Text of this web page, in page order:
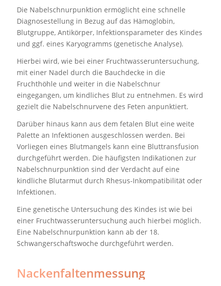
Die Nabelschnurpunktion ermöglicht eine schnelle
Diagnosestellung in Bezug auf das Hämoglobin,
Blutgruppe, Antikörper, Infektionsparameter des Kindes
und ggf. eines Karyogramms (genetische Analyse).
Hierbei wird, wie bei einer Fruchtwasseruntersuchung,
mit einer Nadel durch die Bauchdecke in die
Fruchthöhle und weiter in die Nabelschnur
eingegangen, um kindliches Blut zu entnehmen. Es wird
gezielt die Nabelschnurvene des Feten anpunktiert.
Darüber hinaus kann aus dem fetalen Blut eine weite
Palette an Infektionen ausgeschlossen werden. Bei
Vorliegen eines Blutmangels kann eine Bluttransfusion
durchgeführt werden. Die häufigsten Indikationen zur
Nabelschnurpunktion sind der Verdacht auf eine
kindliche Blutarmut durch Rhesus-Inkompatibilität oder
Infektionen.
Eine genetische Untersuchung des Kindes ist wie bei
einer Fruchtwasseruntersuchung auch hierbei möglich.
Eine Nabelschnurpunktion kann ab der 18.
Schwangerschaftswoche durchgeführt werden.
Nackenfaltenmessung